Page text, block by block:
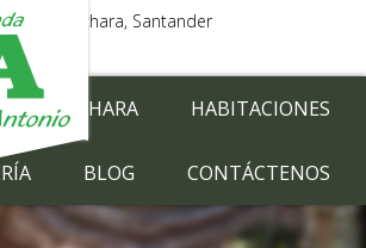
– 25, Barichara, Santander
BARICHARA HABITACIONES
BLOG CONTÁCTENOS